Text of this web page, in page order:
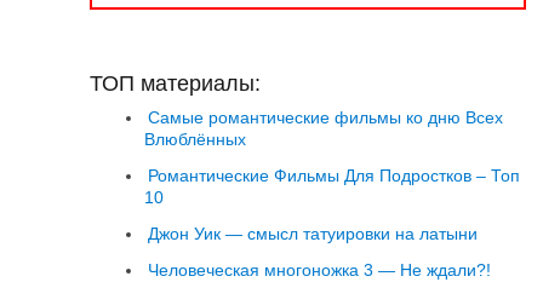
ТОП материалы:
Самые романтические фильмы ко дню Всех
Влюблённых
Романтические Фильмы Для Подростков – Топ
10
Джон Уик — смысл татуировки на латыни
Человеческая многоножка 3 — Не ждали?!